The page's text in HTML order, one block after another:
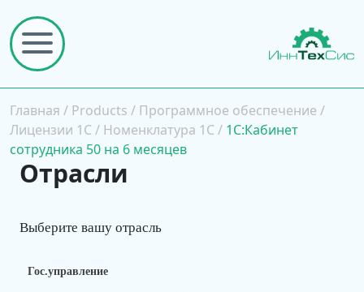
Главная / Products / Программное обеспечение /
Лицензии 1С / Номенклатура 1С / 1С:Кабинет
сотрудника 50 на 6 месяцев
Отрасли
Гос.управление
Выберите вашу отрасль